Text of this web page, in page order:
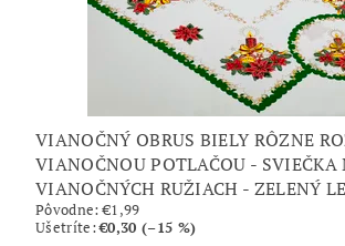
VIANOČNÝ OBRUS BIELY RÔZNE
VIANOČNOU POTLAČOU - SVIEČKA
VIANOČNÝCH RUŽIACH - ZELENÝ
Pôvodne:€1,99
Ušetríte:€0,30 (–15 %)